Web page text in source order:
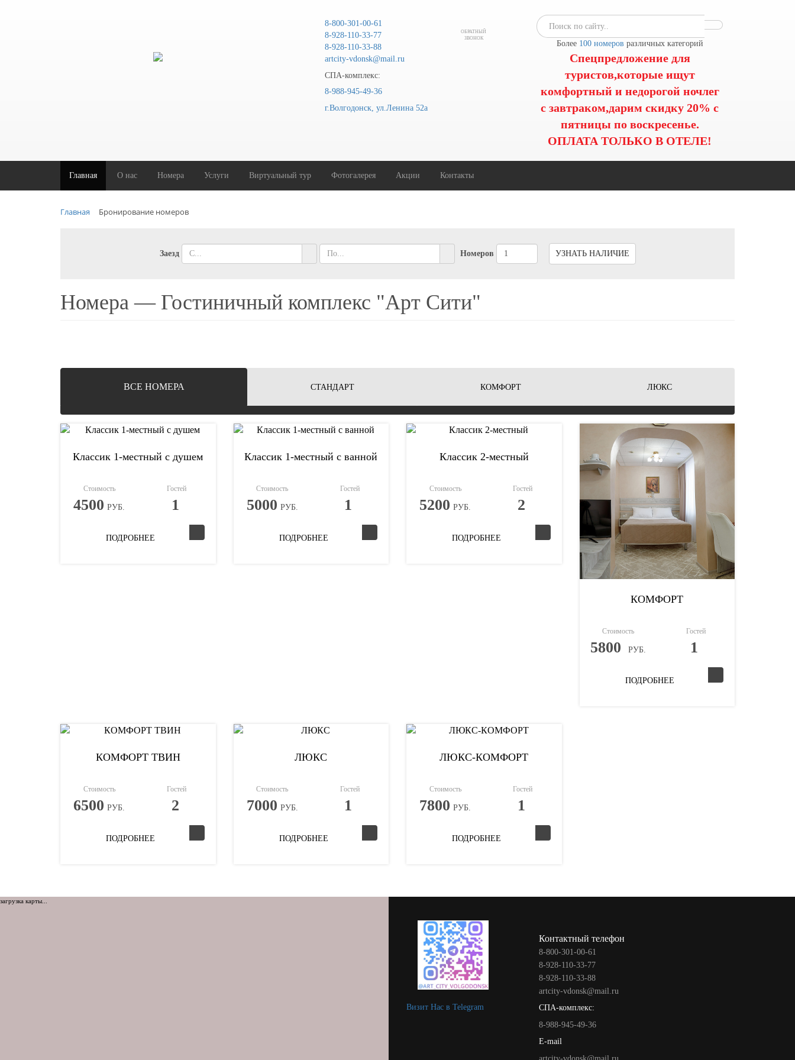
8-800-301-00-61
8-928-110-33-77
8-928-110-33-88
artcity-vdonsk@mail.ru
СПА-комплекс:
8-988-945-49-36
г.Волгодонск, ул.Ленина 52а
ОБРАТНЫЙ
ЗВОНОК
Более 100 номеров различных категорий
Спецпредложение для
туристов,которые ищут
комфортный и недорогой ночлег
с завтраком,дарим скидку 20% с
пятницы по воскресенье.
ОПЛАТА ТОЛЬКО В ОТЕЛЕ!
Главная O нас Номера Услуги Виртуальный тур Фотогалерея Акции Контакты
Главная Бронирование номеров
Заезд Номеров УЗНАТЬ НАЛИЧИЕ
Номера — Гостиничный комплекс "Арт Сити"
ВCЕ НОМЕРА СТАНДАРТ КОМФОРТ ЛЮКС
Классик 1-местный с душем
Стоимость
4500 РУБ.
Гостей
1
ПОДРОБНЕЕ
Классик 1-местный с ванной
Стоимость
5000 РУБ.
Гостей
1
ПОДРОБНЕЕ
Классик 2-местный
Стоимость
5200 РУБ.
Гостей
2
ПОДРОБНЕЕ
КОМФОРТ
Стоимость
5800 РУБ.
Гостей
1
ПОДРОБНЕЕ
КОМФОРТ ТВИН
Стоимость
6500 РУБ.
Гостей
2
ПОДРОБНЕЕ
ЛЮКС
Стоимость
7000 РУБ.
Гостей
1
ПОДРОБНЕЕ
ЛЮКС-КОМФОРТ
Стоимость
7800 РУБ.
Гостей
1
ПОДРОБНЕЕ
загрузка карты...
Визит Нас в Telegram
Контактный телефон
8-800-301-00-61
8-928-110-33-77
8-928-110-33-88
artcity-vdonsk@mail.ru
СПА-комплекс:
8-988-945-49-36
E-mail